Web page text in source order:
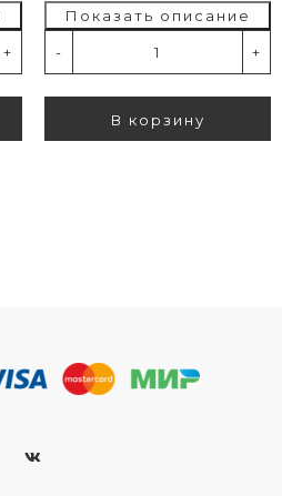
+
Показать описание
- +
В корзину